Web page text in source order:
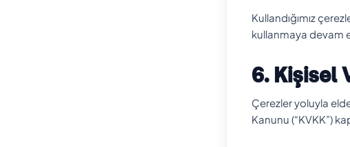
Kullandığımız
kullanmaya devam
6. Kişisel
Çerezler yoluyla
Kanunu (“KVKK”)